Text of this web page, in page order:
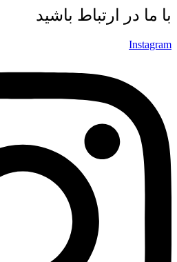
با ما در ارتباط باشید
Instagram